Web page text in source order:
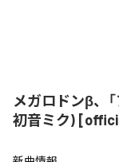
メガロドンβ、
初音ミク)